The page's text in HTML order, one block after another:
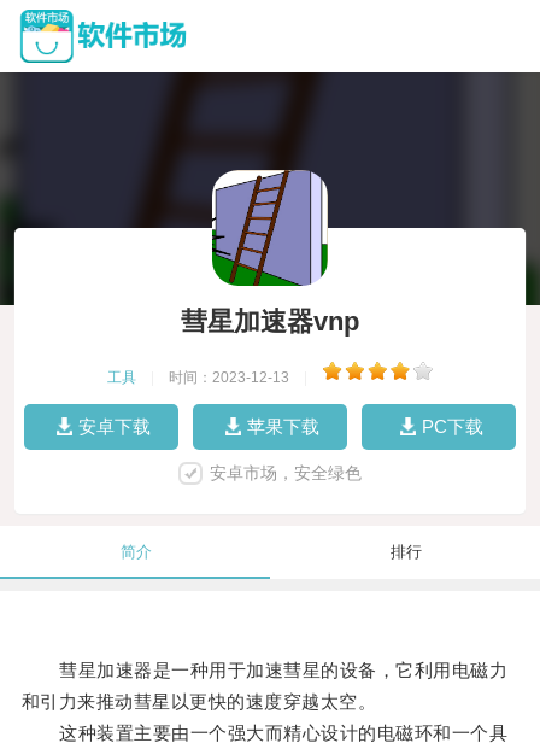
彗星加速器vnp
工具 时间：2023-12-13
安卓下载 苹果下载 PC下载
安卓市场，安全绿色
简介 排行
彗星加速器是一种用于加速彗星的设备，它利用电磁力
和引力来推动彗星以更快的速度穿越太空。
这种装置主要由一个强大而精心设计的电磁环和一个具